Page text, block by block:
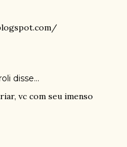
disse…
vc com seu imenso